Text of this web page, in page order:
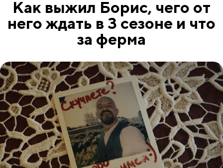
Как выжил Борис, чего от
него ждать в 3 сезоне и что
за ферма